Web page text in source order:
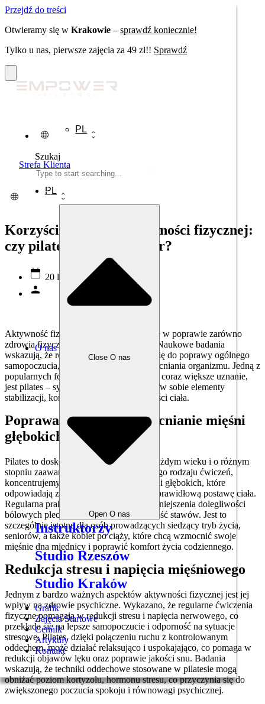
Przejdź do treści
Otwieramy się w Krakowie – sprawdź koniecznie!
Tylko u nas, pierwsze zajęcia za 49 zł!! Sprawdź
PL
Szukaj
O nas
Close O nas
Open O nas
Instruktorzy
Studio Rzeszów
Studio Kraków
Grafik
Zajęcia Startowe
Cennik
Artykuły
Kontakt
Strefa Klienta
PL
Korzyści płynące z aktywności fizycznej:
czy pilates to dobry wybór?
20 lutego, 2025
Aktywność fizyczna odgrywa ważną rolę w poprawie zarówno
zdrowia fizycznego, jak i psychicznego. Naukowe badania
wskazują, że regularny ruch przyczynia się do poprawy ogólnego
samopoczucia, redukcji stresu oraz wzmacniania organizmu. Jedną z
popularnych form ćwiczeń, która zyskuje coraz większe uznanie,
jest pilates – system ćwiczeń, który łączy w sobie elementy
stabilizacji, kontroli oddechu i świadomości ciała.
Poprawa postawy i wzmacnianie mięśni
głębokich
Pilates to doskonały wybór dla osób w każdym wieku i o różnym
stopniu zaawansowania. W przypadku tego rodzaju ćwiczeń,
koncentrujemy się na wzmacnianiu mięśni głębokich, które
odpowiadają za stabilizację kręgosłupa i prawidłową postawę ciała.
Regularna praktyka przyczynia się do zmniejszenia dolegliwości
bólowych pleców oraz poprawia mobilność stawów. Jest to
szczególnie istotne dla osób prowadzących siedzący tryb życia,
seniorów, a także kobiet po ciąży, które chcą wzmocnić swoje
mięśnie dna miednicy i poprawić komfort życia codziennego.
Redukcja stresu i napięcia mięśniowego
Jednym z bardzo ważnych aspektów aktywności fizycznej jest jej
wpływ na zdrowie psychiczne. Wykazano, że regularne ćwiczenia
fizyczne pomagają w redukcji stresu i napięcia nerwowego, co
przekłada się na lepsze samopoczucie i odporność na sytuacje
stresowe. Pilates, dzięki połączeniu ruchu z kontrolowanym
oddechem, może działać relaksująco i uspokajająco, co pomaga w
redukcji objawów lęku oraz poprawie jakości snu. Badania
wskazują, że techniki oddechowe stosowane w pilatesie mogą
obniżać poziom kortyzolu, hormonu stresu, co przyczynia się do
zwiększonego poczucia spokoju i równowagi psychicznej.